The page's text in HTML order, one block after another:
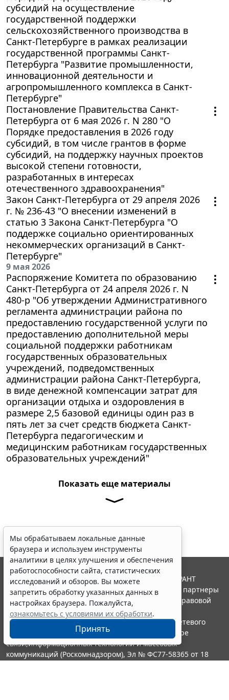
субсидий на осуществление
государственной поддержки
сельскохозяйственного производства в
Санкт-Петербурге в рамках реализации
государственной программы Санкт-
Петербурга "Развитие промышленности,
инновационной деятельности и
агропромышленного комплекса в Санкт-
Петербурге"
Постановление Правительства Санкт-
Петербурга от 6 мая 2026 г. N 280 "О
Порядке предоставления в 2026 году
субсидий, в том числе грантов в форме
субсидий, на поддержку научных проектов
высокой степени готовности,
разработанных в интересах
отечественного здравоохранения"
Закон Санкт-Петербурга от 29 апреля 2026
г. № 236-43 "О внесении изменений в
статью 3 Закона Санкт-Петербурга "О
поддержке социально ориентированных
некоммерческих организаций в Санкт-
Петербурге"
9 мая 2026
Распоряжение Комитета по образованию
Санкт-Петербурга от 24 апреля 2026 г. N
480-р "Об утверждении Административного
регламента администрации района по
предоставлению государственной услуги по
предоставлению дополнительной меры
социальной поддержки работникам
государственных образовательных
учреждений, подведомственных
администрации района Санкт-Петербурга,
в виде денежной компенсации затрат для
организации отдыха и оздоровления в
размере 2,5 базовой единицы один раз в
пять лет за счет средств бюджета Санкт-
Петербурга педагогическим и
медицинским работникам государственных
образовательных учреждений"
Показать еще материалы
Мы обрабатываем локальные данные
браузера и используем инструменты
аналитики в целях улучшения и обеспечения
работоспособности сайта, статистических
исследований и обзоров. Вы можете
запретить обработку указанных данных в
настройках браузера. Пожалуйста,
ознакомьтесь с условиями их обработки.
Принять
© ООО "НПП "ГАРАНТ-СЕРВИС", 2026. Система ГАРАНТ
выпускается с 1990 года. Компания "Гарант" и ее партнеры
являются участниками Российской ассоциации правовой
информации ГАРАНТ.
Портал ГАРАНТ.РУ зарегистрирован в качестве сетевого
издания Федеральной службой по надзору в сфере
связи,информационных технологий и массовых
коммуникаций (Роскомнадзором), Эл № ФС77-58365 от 18